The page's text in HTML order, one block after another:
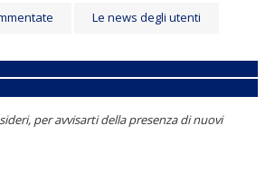
Le news degli utenti
per avvisarti della presenza di nuovi